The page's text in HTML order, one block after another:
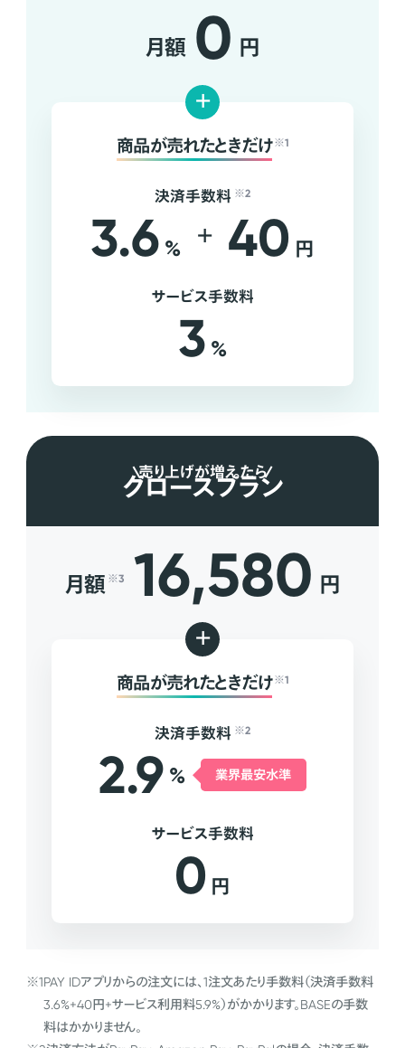
月額 0 円
+
商品が売れたときだけ ※1
決済手数料 ※2
3.6 % + 40 円
サービス手数料
3 %
売り上げが増えたら
グロースプラン
月額 ※3 16,580 円
+
商品が売れたときだけ ※1
決済手数料 ※2
2.9 % 業界最安水準
サービス手数料
0 円
※1PAY IDアプリからの注文には、1注文あたり手数料（決済手数料
3.6%+40円+サービス利用料5.9%）がかかります。BASEの手数
料はかかりません。